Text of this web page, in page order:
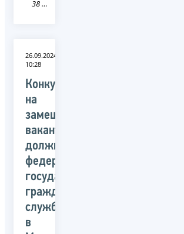
38 Иркутская область
26.09.2024
10:28
Конкурс
на
замещение
вакантных
должностей
федеральной
государственной
гражданской
службы
в